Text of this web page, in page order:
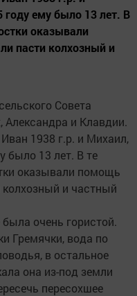
году ему было 13 лет. В
оказывали
пасти колхозный и
Совета
и Клавдии.
1938 г.р. и Михаил,
было 13 лет. В те
оказывали помощь
и частный
очень гористой.
Гремячки, вода по
в остальное
она из-под земли
пересохшее